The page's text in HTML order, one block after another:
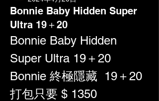
Bonnie Baby Hidden Super
Ultra 19＋20
Bonnie Baby Hidden
Super Ultra 19＋20
Bonnie 終極隱藏  19＋20
打包只要 $ 1350